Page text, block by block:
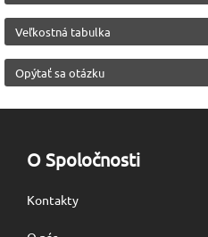
Veľkostná tabulka
Opýtať sa otázku
O Spoločnosti
Kontakty